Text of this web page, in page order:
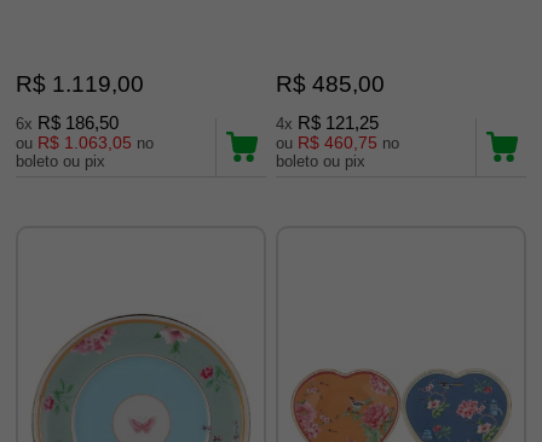
R$ 1.119,00
6x R$ 186,50
ou R$ 1.063,05 no
boleto ou pix
R$ 485,00
4x R$ 121,25
ou R$ 460,75 no
boleto ou pix